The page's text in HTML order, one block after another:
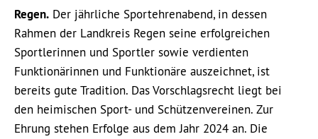
Regen. Der jährliche Sportehrenabend, in dessen
Rahmen der Landkreis Regen seine erfolgreichen
Sportlerinnen und Sportler sowie verdienten
Funktionärinnen und Funktionäre auszeichnet, ist
bereits gute Tradition. Das Vorschlagsrecht liegt bei
den heimischen Sport- und Schützenvereinen. Zur
Ehrung stehen Erfolge aus dem Jahr 2024 an. Die